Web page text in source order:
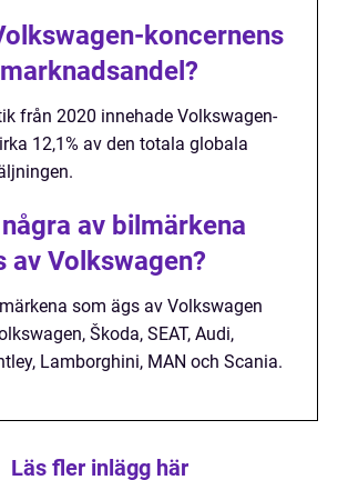
koncernens
från 2020 innehade Volkswagen-
12,1% av den totala globala
av bilmärkena
av Volkswagen?
som ägs av Volkswagen
Škoda, SEAT, Audi,
Lamborghini, MAN och Scania.
Läs fler inlägg här